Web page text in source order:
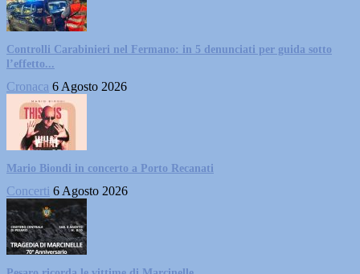
Controlli Carabinieri nel Fermano: in 5 denunciati per guida sotto
l’effetto...
Cronaca 6 Agosto 2026
Mario Biondi in concerto a Porto Recanati
Concerti 6 Agosto 2026